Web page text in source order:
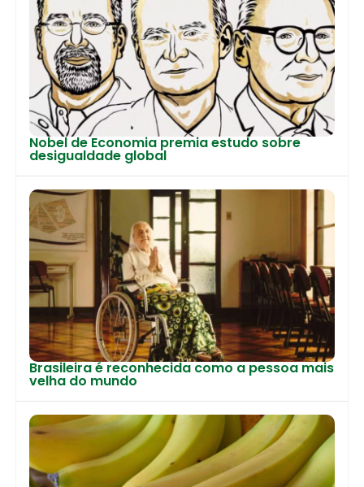
Nobel de Economia premia estudo sobre
desigualdade global
Brasileira é reconhecida como a pessoa mais
velha do mundo